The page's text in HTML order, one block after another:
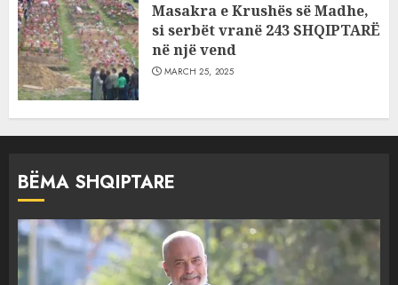
Masakra e Krushës së Madhe,
si serbët vranë 243 SHQIPTARË
në një vend
MARCH 25, 2025
BËMA SHQIPTARE